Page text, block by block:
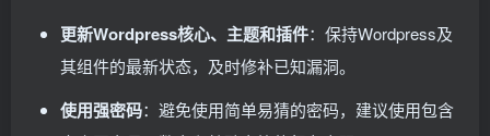
更新Wordpress核心、主题和插件：保持Wordpress及
其组件的最新状态，及时修补已知漏洞。
使用强密码：避免使用简单易猜的密码，建议使用包含